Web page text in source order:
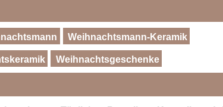
Weihnachtsmann-Keramik
Weihnachtsgeschenke